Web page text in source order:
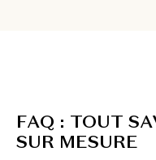
FAQ : TOUT
SUR MESURE